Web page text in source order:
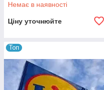
Немає в наявності
Ціну уточнюйте
Топ